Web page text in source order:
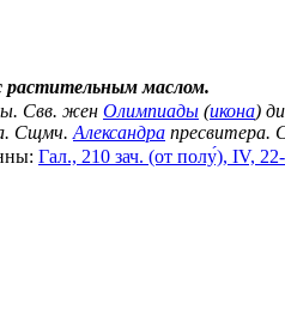
растительным маслом.
Свв. жен Олимпиады (икона)
Сщмч. Александра пресвитера.
Гал., 210 зач. (от полу́), IV,